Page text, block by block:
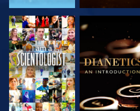
בדוק את הסדרה צפה